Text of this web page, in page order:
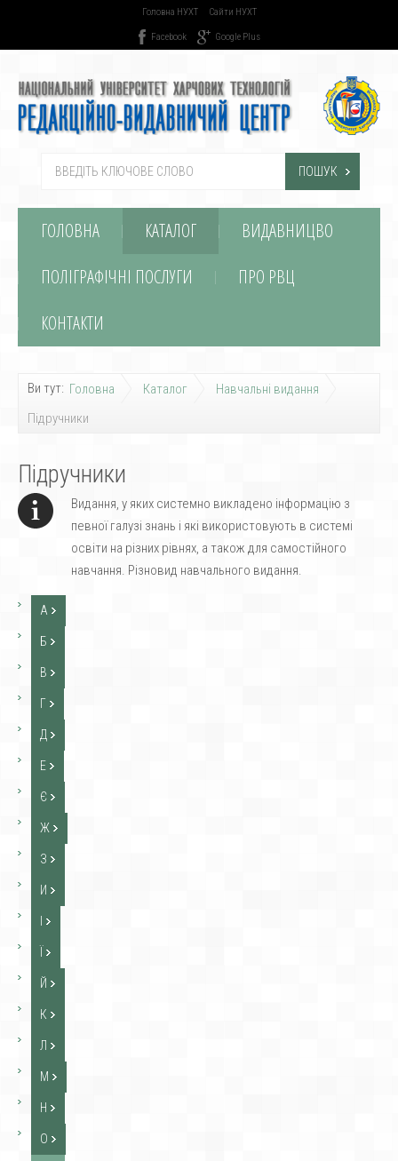
Головна НУХТ Сайти НУХТ
Facebook Google Plus
ПОШУК
ГОЛОВНА КАТАЛОГ
ВИДАВНИЦВО
ПОЛІГРАФІЧНІ ПОСЛУГИ
ПРО РВЦ
КОНТАКТИ
Ви тут: Головна Каталог
Навчальні видання
Підручники
Підручники
Видання, у яких системно викладено інформацію з
певної галузі знань і які використовують в системі
освіти на різних рівнях, а також для самостійного
навчання. Різновид навчального видання.
А
Б
В
Г
Д
Е
Є
Ж
З
И
Й
К
Л
М
Н
О